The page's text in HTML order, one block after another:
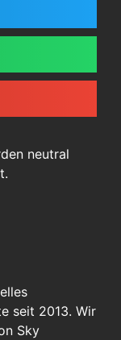
neutral
seit 2013. Wir
Sky